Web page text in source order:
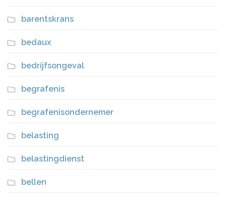
barentskrans
bedaux
bedrijfsongeval
begrafenis
begrafenisondernemer
belasting
belastingdienst
bellen